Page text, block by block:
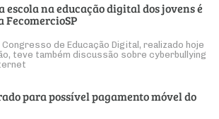
escola na educação digital dos jovens é
FecomercioSP
de Educação Digital, realizado hoje
teve também discussão sobre cyberbullying
para possível pagamento móvel do